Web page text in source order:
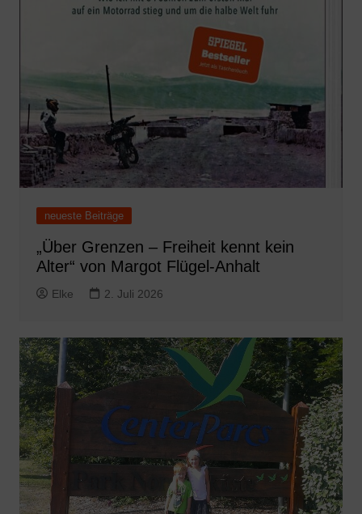
neueste Beiträge
„Über Grenzen – Freiheit kennt kein
Alter“ von Margot Flügel-Anhalt
Elke 2. Juli 2026